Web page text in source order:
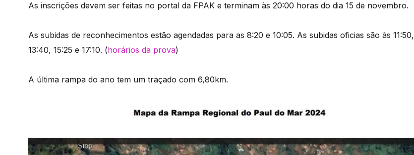
As inscrições devem ser feitas no portal da FPAK e terminam às 20:00 horas do dia 15 de novembro.
As subidas de reconhecimentos estão agendadas para as 8:20 e 10:05. As subidas oficias são às 11:50,
13:40, 15:25 e 17:10. (horários da prova)
A última rampa do ano tem um traçado com 6,80km.